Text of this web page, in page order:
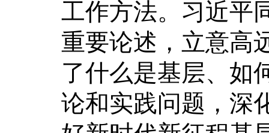
工作方法。习近平
重要论述，立意高
了什么是基层、如
论和实践问题，深